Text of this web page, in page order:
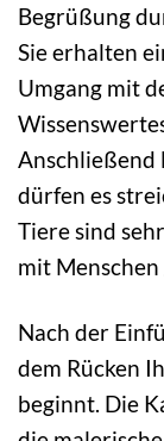
Begrüßung
Sie erhalten
Umgang mit
Anschließend
dürfen es
Tiere sind
mit Menschen
Nach der
dem Rücken
beginnt. Die